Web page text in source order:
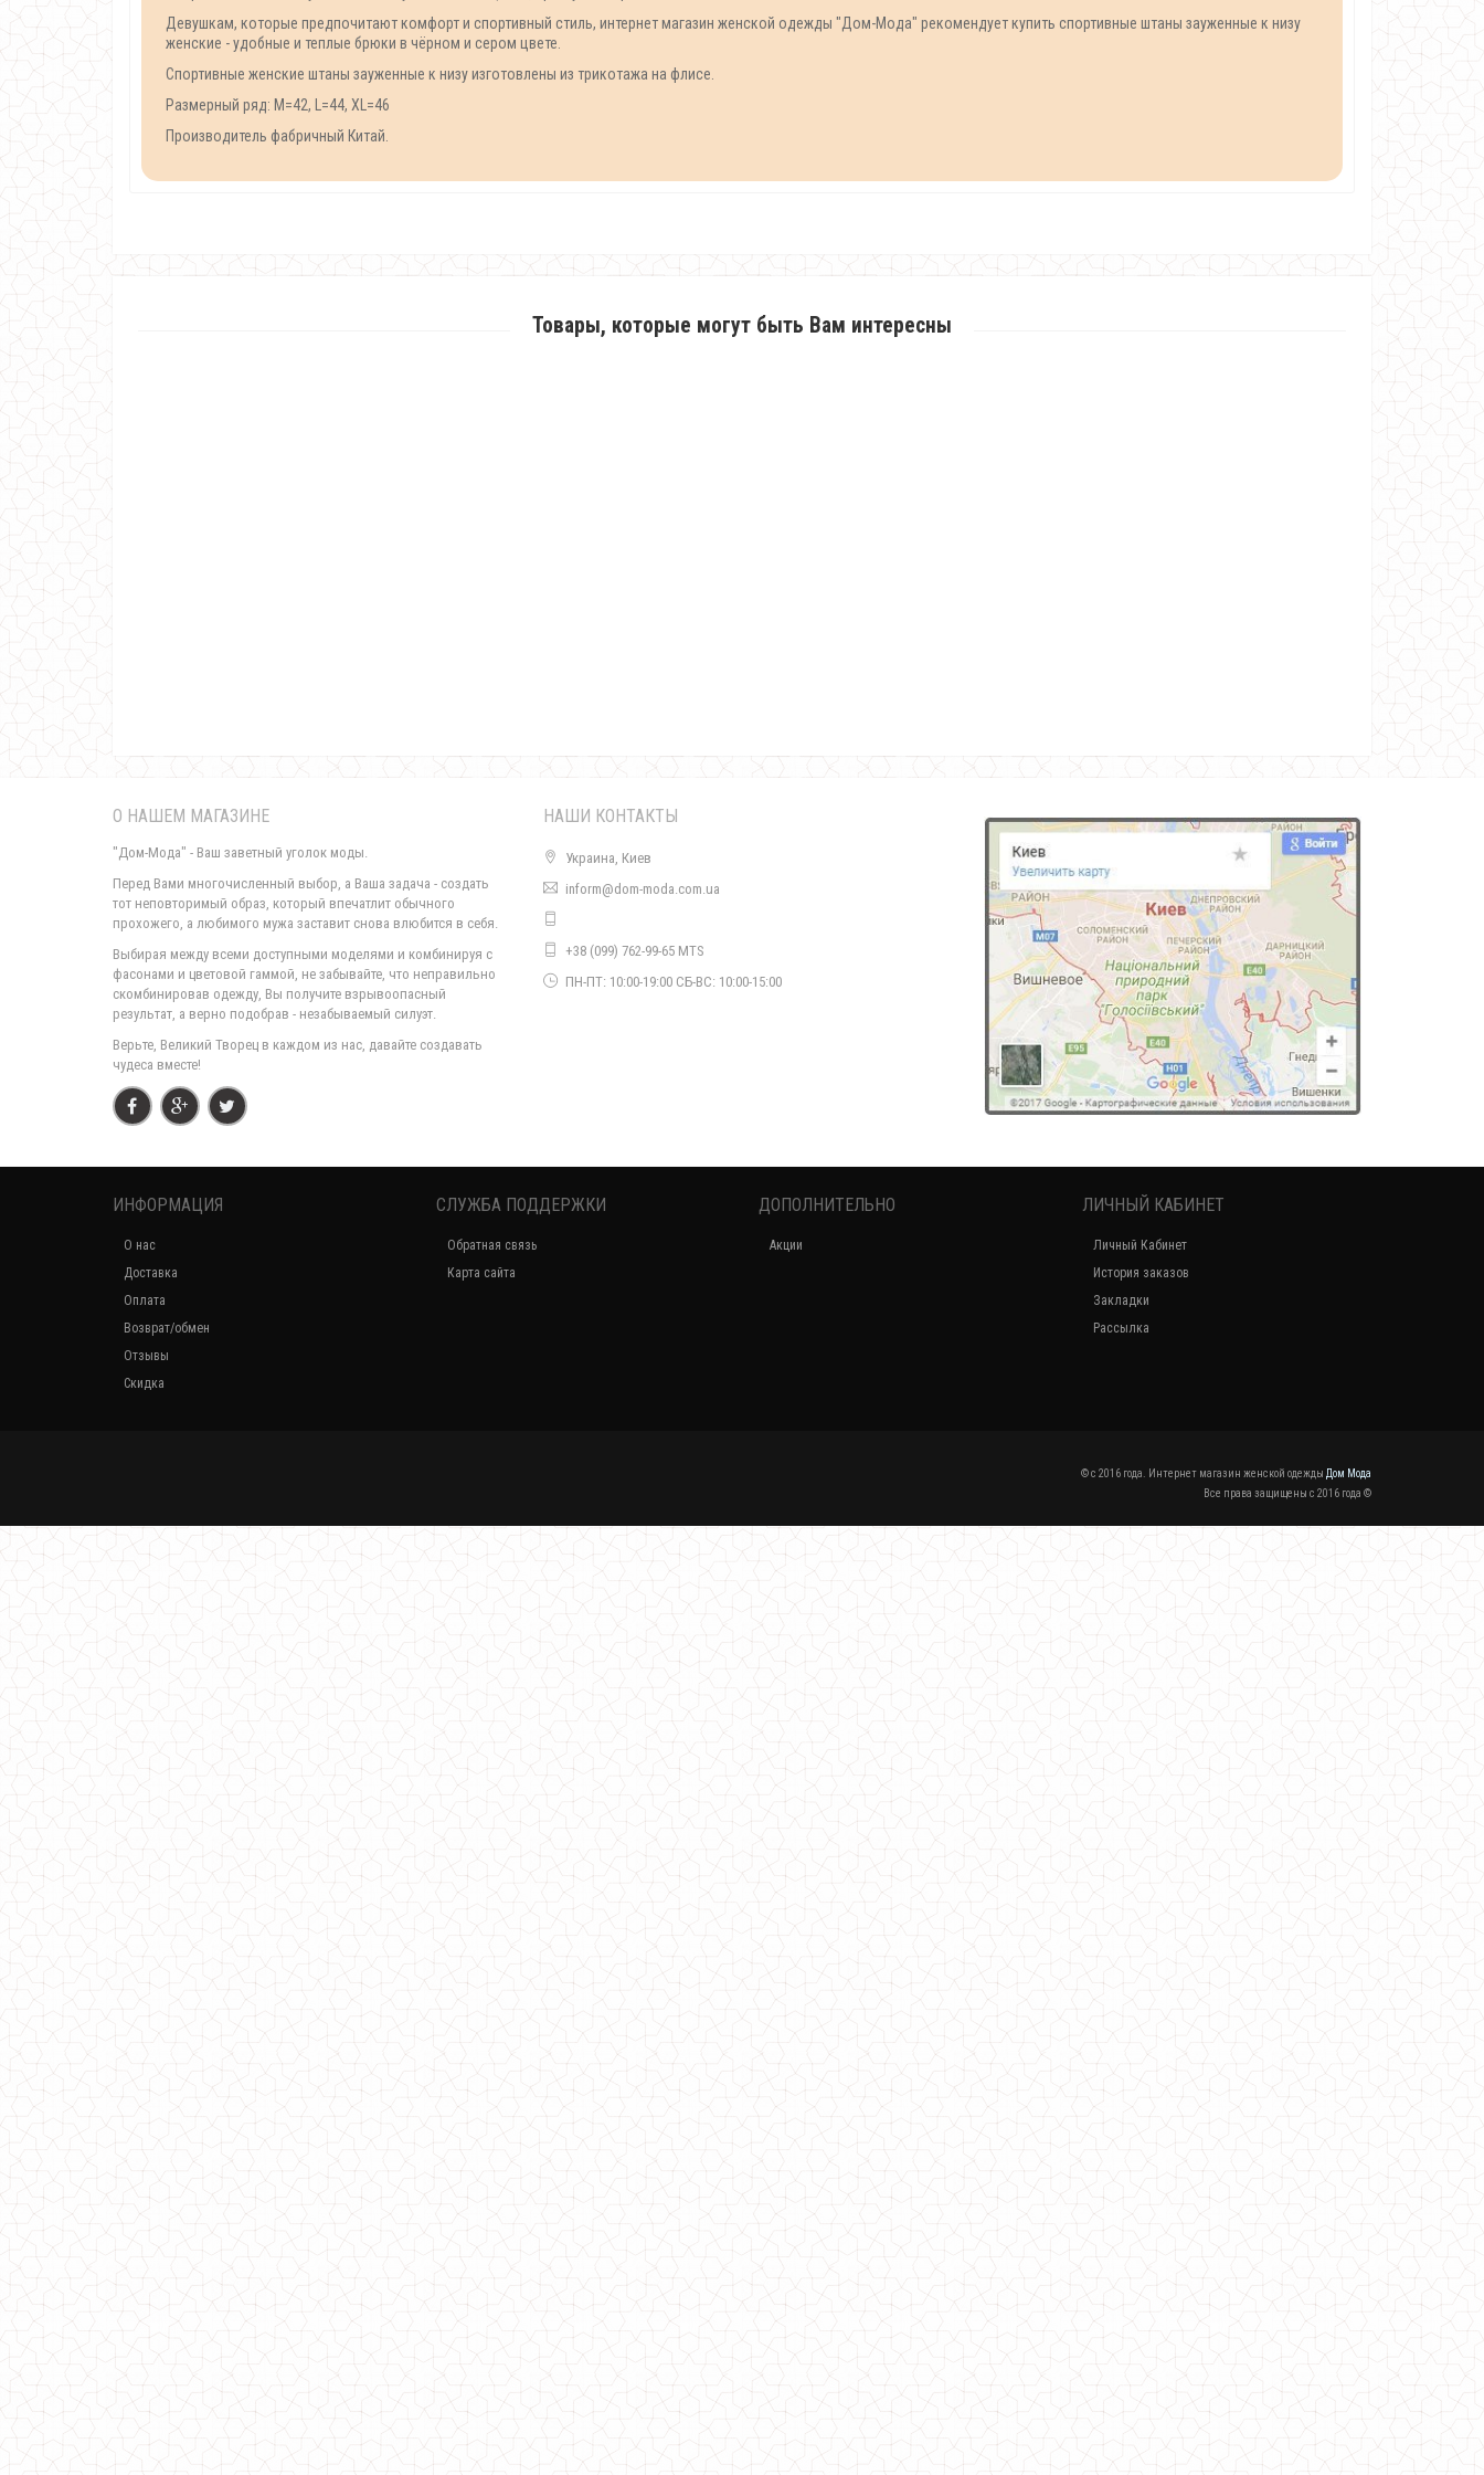
Девушкам, которые предпочитают комфорт и спортивный стиль, интернет магазин женской одежды "Дом-Мода" рекомендует купить спортивные штаны зауженные к низу
женские - удобные и теплые брюки в чёрном и сером цвете.
Спортивные женские штаны зауженные к низу изготовлены из трикотажа на флисе.
Размерный ряд: M=42, L=44, XL=46
Производитель фабричный Китай.
Товары, которые могут быть Вам интересны
Женские спортивные штаны для полных девушек
Женские спортивные штаны с начесом
960.00грн. 650.00грн.
Утепленные спортивные штаны для женщин
850.00грн.
Спортивные теплые штаны женские
880.00грн.
Женские спортивные штаны с высокой посадкой
О НАШЕМ МАГАЗИНЕ
"Дом-Мода" - Ваш заветный уголок моды.
Перед Вами многочисленный выбор, а Ваша задача - создать
тот неповторимый образ, который впечатлит обычного
прохожего, а любимого мужа заставит снова влюбится в себя.
Выбирая между всеми доступными моделями и комбинируя с
фасонами и цветовой гаммой, не забывайте, что неправильно
скомбинировав одежду, Вы получите взрывоопасный
результат, а верно подобрав - незабываемый силуэт.
Верьте, Великий Творец в каждом из нас, давайте создавать
чудеса вместе!
НАШИ КОНТАКТЫ
Украина, Киев
inform@dom-moda.com.ua
+38 (099) 762-99-65 MTS
ПН-ПТ: 10:00-19:00 СБ-ВС: 10:00-15:00
ИНФОРМАЦИЯ
О нас
Доставка
Оплата
Возврат/обмен
Отзывы
Скидка
СЛУЖБА ПОДДЕРЖКИ
Обратная связь
Карта сайта
ДОПОЛНИТЕЛЬНО
Акции
ЛИЧНЫЙ КАБИНЕТ
Личный Кабинет
История заказов
Закладки
Рассылка
© c 2016 года. Интернет магазин женской одежды Дом Мода
Все права защищены c 2016 года ©